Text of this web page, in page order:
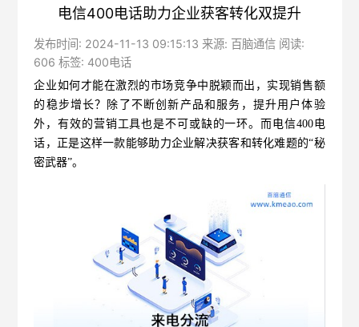
电信400电话助力企业获客转化双提升
发布时间: 2024-11-13 09:15:13 来源: 百脑通信 阅读:
606 标签: 400电话
企业如何才能在激烈的市场竞争中脱颖而出，实现销售额
的稳步增长？除了不断创新产品和服务，提升用户体验
外，有效的营销工具也是不可或缺的一环。而 电信400电
话 ，正是这样一款能够助力企业解决获客和转化难题的“秘
密武器”。